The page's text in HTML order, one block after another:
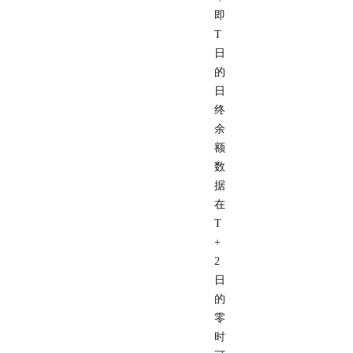
即
T
日
的
日
终
余
额
数
据
在
T
+
2
日
的
零
时